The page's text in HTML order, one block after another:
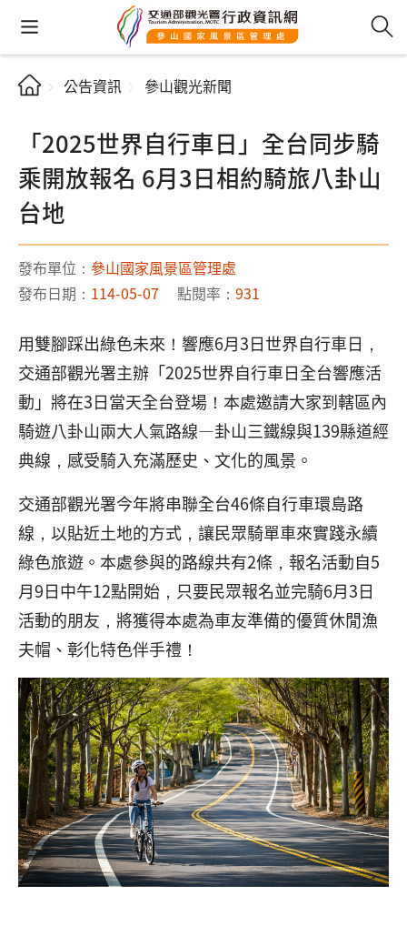
公告資訊 參山觀光新聞
「2025世界自行車日」全台同步騎
乘開放報名 6月3日相約騎旅八卦山
台地
發布單位： 參山國家風景區管理處
發布日期： 114-05-07 點閱率： 931
用雙腳踩出綠色未來！響應6月3日世界自行車日，
交通部觀光署主辦「2025世界自行車日全台響應活
動」將在3日當天全台登場！本處邀請大家到轄區內
騎遊八卦山兩大人氣路線—卦山三鐵線與139縣道經
典線，感受騎入充滿歷史、文化的風景。
交通部觀光署今年將串聯全台46條自行車環島路
線，以貼近土地的方式，讓民眾騎單車來實踐永續
綠色旅遊。本處參與的路線共有2條，報名活動自5
月9日中午12點開始，只要民眾報名並完騎6月3日
活動的朋友，將獲得本處為車友準備的優質休閒漁
夫帽、彰化特色伴手禮！